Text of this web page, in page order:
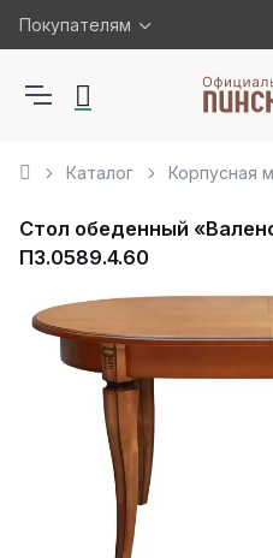
Покупателям
Каталог Корпусная
Стол обеденный
П3.0589.4.60